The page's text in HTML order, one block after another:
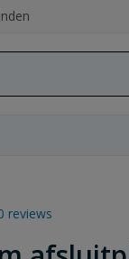
reviews